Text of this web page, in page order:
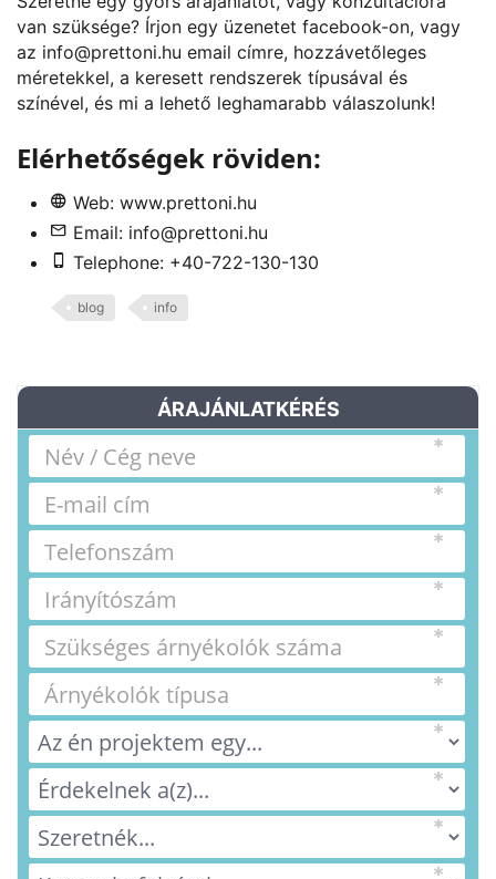
van szüksége? Írjon egy üzenetet facebook-on, vagy
az info@prettoni.hu email címre, hozzávetőleges
méretekkel, a keresett rendszerek típusával és
színével, és mi a lehető leghamarabb válaszolunk!
Elérhetőségek röviden:
Web: www.prettoni.hu
Email: info@prettoni.hu
Telephone: +40-722-130-130
blog info
ÁRAJÁNLATKÉRÉS